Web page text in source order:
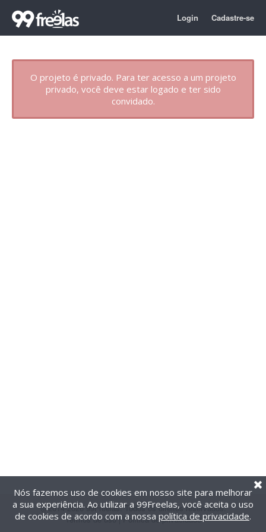
Login Cadastre-se
O projeto é privado. Para ter acesso a um projeto
privado, você deve estar logado e ter sido
convidado.
@2014-2026 99Freelas. Todos os direitos reservados.
Termos de uso| Política de privacidade
Nós fazemos uso de cookies em nosso site para melhorar
a sua experiência. Ao utilizar a 99Freelas, você aceita o uso
de cookies de acordo com a nossa política de privacidade.